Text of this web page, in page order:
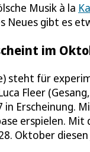
Musik à la
gibt es
im
steht für
Fleer
Erscheinung.
erspielen.
Oktober